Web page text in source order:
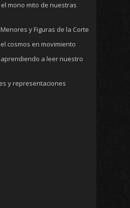
mono mito de nuestras
y Figuras de la Corte
cosmos en movimiento
a leer nuestro
y representaciones